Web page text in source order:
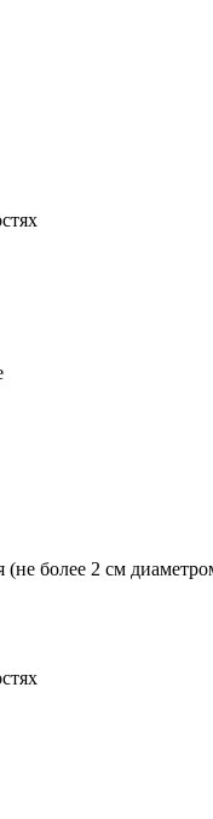
(не более 2 см